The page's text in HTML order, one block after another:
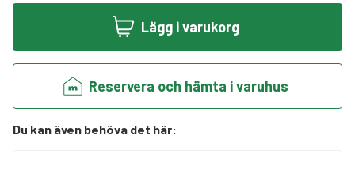
Lägg i varukorg
Reservera och hämta i varuhus
Du kan även behöva det här: